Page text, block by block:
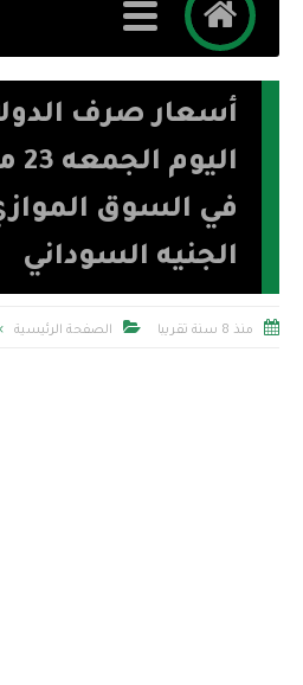
أسعار صرف
في السوق
الجنيه السوداني
 منذ 8 سنة تقريبا  الصفحة الرئيسية